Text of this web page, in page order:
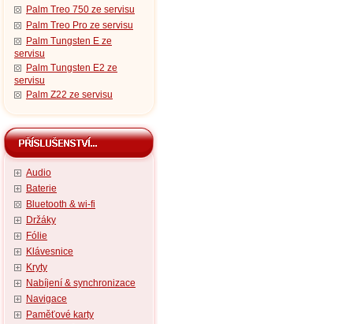
Palm Treo 750 ze servisu
Palm Treo Pro ze servisu
Palm Tungsten E ze
servisu
Palm Tungsten E2 ze
servisu
Palm Z22 ze servisu
Audio
Baterie
Bluetooth & wi-fi
Držáky
Fólie
Klávesnice
Kryty
Nabíjení & synchronizace
Navigace
Paměťové karty